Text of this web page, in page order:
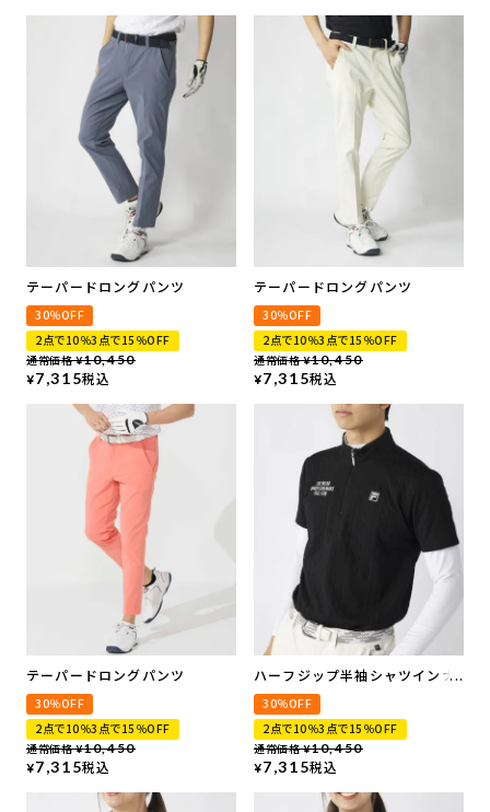
テーパードロングパンツ
30％OFF
2点で10％3点で15％OFF
通常価格 ¥10,450
¥7,315税込
テーパードロングパンツ
30％OFF
2点で10％3点で15％OFF
通常価格 ¥10,450
¥7,315税込
テーパードロングパンツ
30％OFF
2点で10％3点で15％OFF
通常価格 ¥10,450
¥7,315税込
ハーフジップ半袖シャツインナ
ーセット
30％OFF
2点で10％3点で15％OFF
通常価格 ¥10,450
¥7,315税込